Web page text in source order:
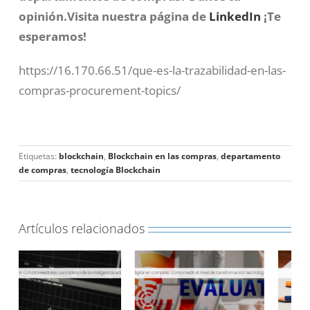
opinión.Visita nuestra página de LinkedIn ¡Te
esperamos!
https://16.170.66.51/que-es-la-trazabilidad-en-las-
compras-procurement-topics/
Etiquetas: blockchain, Blockchain en las compras, departamento
de compras, tecnología Blockchain
Artículos relacionados